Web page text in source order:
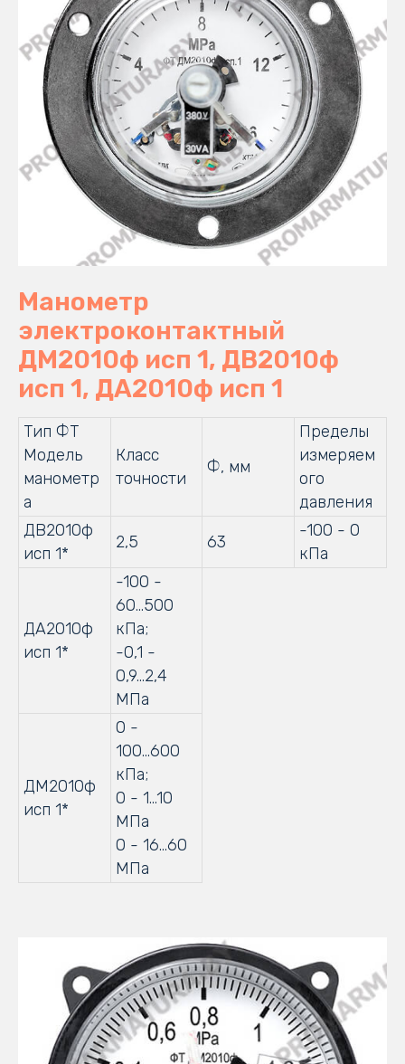
Манометр
электроконтактный
ДМ2010ф исп 1, ДВ2010ф
исп 1, ДА2010ф исп 1
Тип ФТ
Модель
манометр
а
Класс
точности
Ф, мм
Пределы
измеряем
ого
давления
ДВ2010ф
исп 1*
2,5 63
-100 - 0
кПа
ДА2010ф
исп 1*
-100 -
60...500
кПа;
-0,1 -
0,9...2,4
МПа
ДМ2010ф
исп 1*
0 -
100...600
кПа;
0 - 1…10
МПа
0 - 16…60
МПа